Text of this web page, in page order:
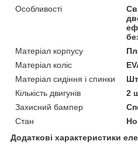
Особливості
Матеріал корпусу
Матеріал коліс
Матеріал сидіння і спинки
Кількість двигунів
2
Захисний бампер
Стан
Додаткові характеристики